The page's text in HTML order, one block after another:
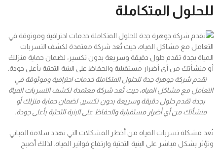
للحلول المتكاملة
تقدم شركة جوهرة جدة للحلول المتكاملة خدمات احترافية وموثوقة في
التعامل مع مشاكل المياه، حيث تُعد شركة معتمدة لكشف التسربات المياة
بجدة تقدم حلول دقيقة وسريعة بدون تكسير، لضمان حماية منزلك أو
منشأتك من أي أضرار مستقبلية والحفاظ على البنية التحتية بأعلى جودة.
تُعد مشكلة تسربات المياه من أخطر المشكلات التي تهدد سلامة المباني
وتؤثر بشكل مباشر على البنية التحتية وارتفاع فواتير المياه. لذلك أصبح